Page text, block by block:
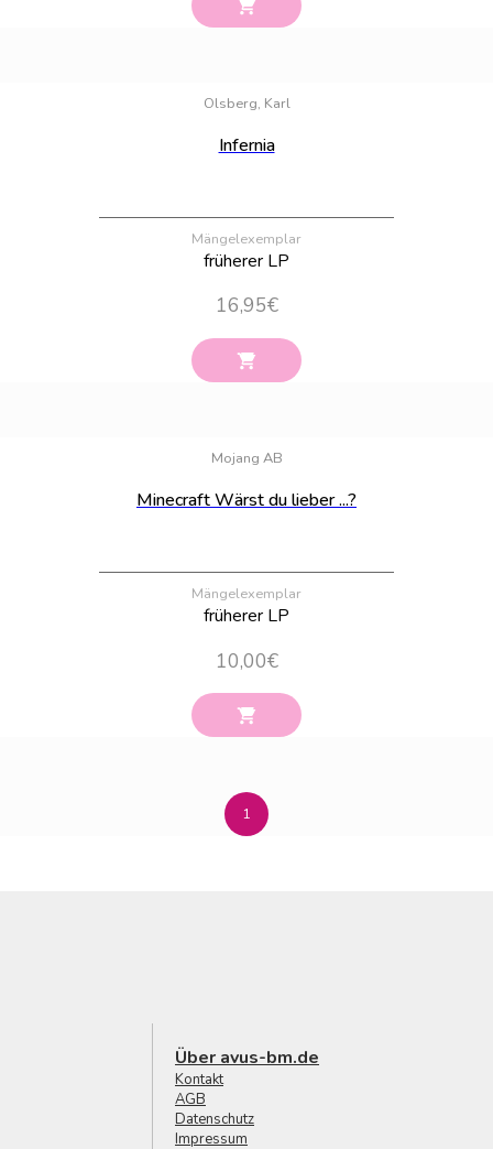
Olsberg, Karl
Infernia
Mängelexemplar
früherer LP
16,95€
Mojang AB
Minecraft Wärst du lieber ...?
Mängelexemplar
früherer LP
10,00€
1
Über avus-bm.de
Kontakt
AGB
Datenschutz
Impressum